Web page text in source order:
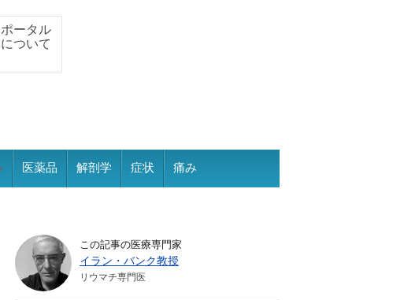
ポータル
について
医薬品 解剖学 症状 痛み
この記事の医療専門家
イラン・バンク教授
リウマチ専門医